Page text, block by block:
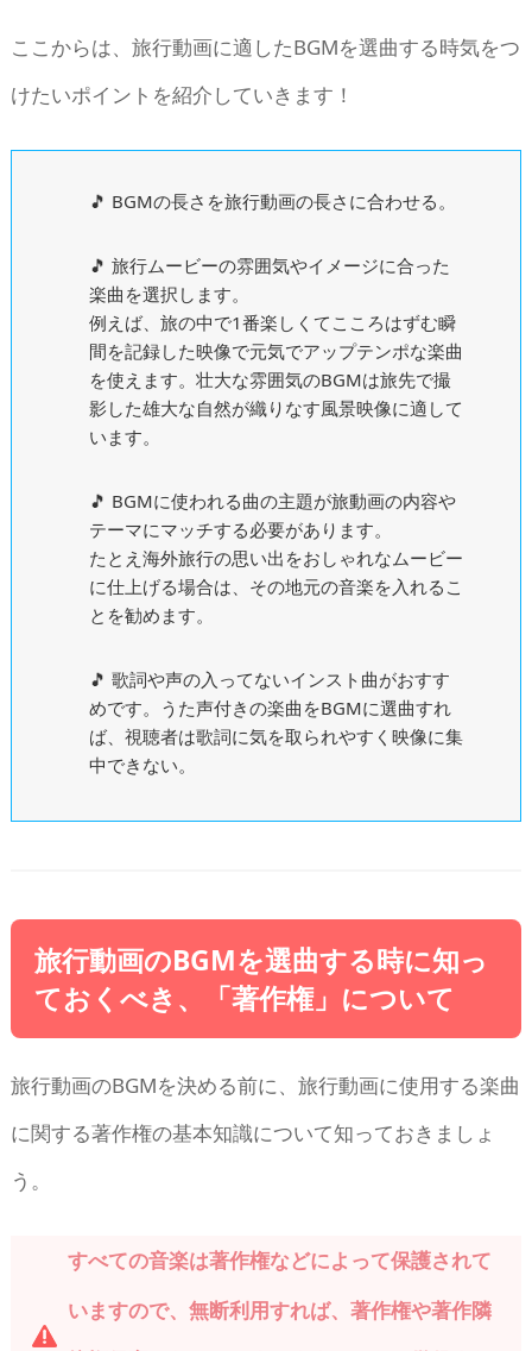
ここからは、旅行動画に適したBGMを選曲する時気をつ
けたいポイントを紹介していきます！
🎵 BGMの長さを旅行動画の長さに合わせる。
🎵 旅行ムービーの雰囲気やイメージに合った
楽曲を選択します。
例えば、旅の中で1番楽しくてこころはずむ瞬
間を記録した映像で元気でアップテンポな楽曲
を使えます。壮大な雰囲気のBGMは旅先で撮
影した雄大な自然が織りなす風景映像に適して
います。
🎵 BGMに使われる曲の主題が旅動画の内容や
テーマにマッチする必要があります。
たとえ海外旅行の思い出をおしゃれなムービー
に仕上げる場合は、その地元の音楽を入れるこ
とを勧めます。
🎵 歌詞や声の入ってないインスト曲がおすす
めです。うた声付きの楽曲をBGMに選曲すれ
ば、視聴者は歌詞に気を取られやすく映像に集
中できない。
旅行動画のBGMを選曲する時に知っ
ておくべき、「著作権」について
旅行動画のBGMを決める前に、旅行動画に使用する楽曲
に関する著作権の基本知識について知っておきましょ
う。
すべての音楽は著作権などによって保護されて
いますので、無断利用すれば、著作権や著作隣